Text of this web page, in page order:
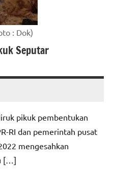
: Dok)
Seputar
pikuk pembentukan
RI dan pemerintah pusat
mengesahkan
[…]